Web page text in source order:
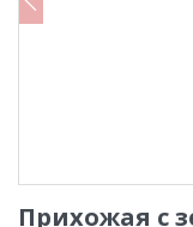
Прихожая с